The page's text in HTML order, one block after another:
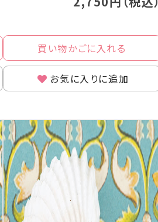
買い物かごに入れる
お気に入りに追加